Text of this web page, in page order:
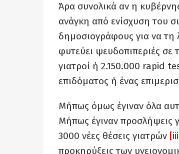
Άρα συνολικά αν η
ανάγκη από ενίσχυση του
δημοσιογράφους για να τη
φυτεύει ψευδοπιπεριές σε
γιατροί ή 2.150.000 rapid
επιδόματος ή ένας
Μήπως όμως έγιναν όλα
Μήπως έγιναν προσλήψεις
3000 νέες θέσεις γιατρών
προκηρύξεις των